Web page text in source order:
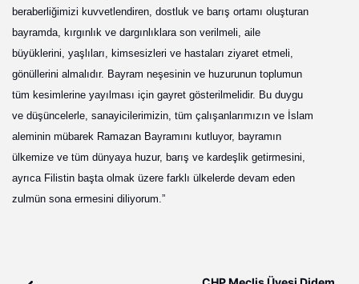
beraberliğimizi kuvvetlendiren, dostluk ve barış ortamı oluşturan
bayramda, kırgınlık ve dargınlıklara son verilmeli, aile
büyüklerini, yaşlıları, kimsesizleri ve hastaları ziyaret etmeli,
gönüllerini almalıdır. Bayram neşesinin ve huzurunun toplumun
tüm kesimlerine yayılması için gayret gösterilmelidir. Bu duygu
ve düşüncelerle, sanayicilerimizin, tüm çalışanlarımızın ve İslam
aleminin mübarek Ramazan Bayramını kutluyor, bayramın
ülkemize ve tüm dünyaya huzur, barış ve kardeşlik getirmesini,
ayrıca Filistin başta olmak üzere farklı ülkelerde devam eden
zulmün sona ermesini diliyorum.”